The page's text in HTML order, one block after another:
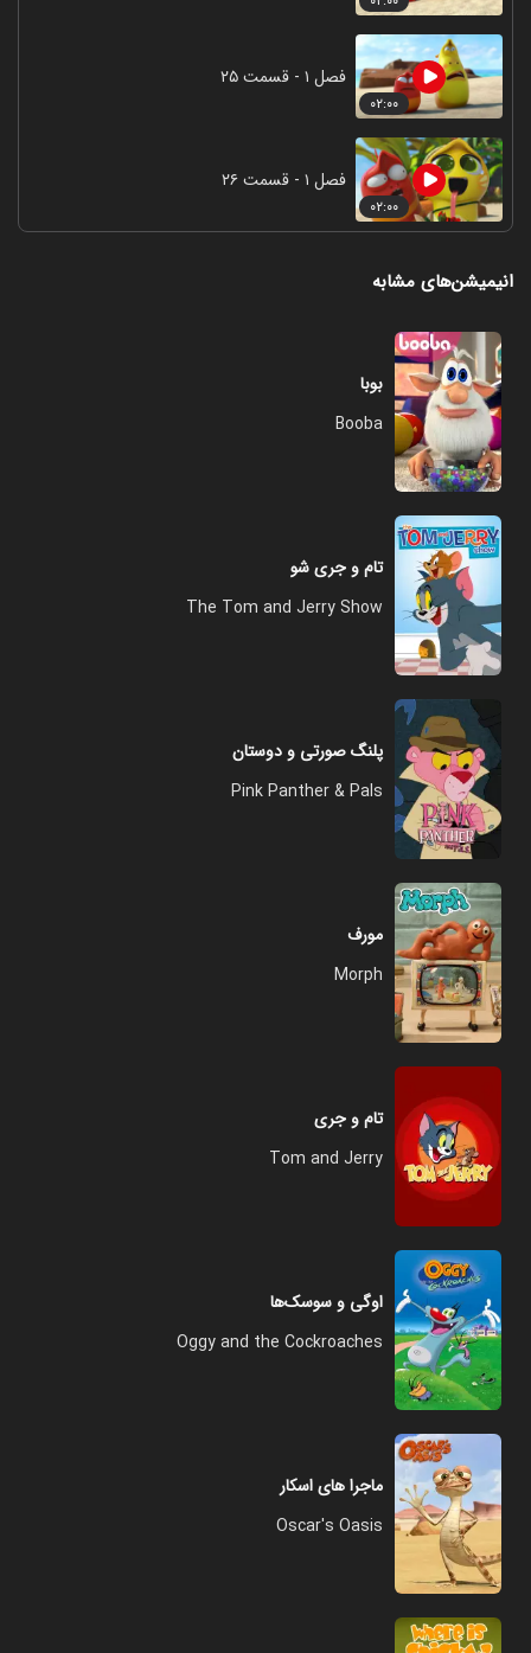
۰۲:۰۰
فصل ۱ - قسمت ۲۵
۰۲:۰۰
فصل ۱ - قسمت ۲۶
انیمیشن‌های مشابه
بوبا
Booba
تام و جری شو
The Tom and Jerry Show
پلنگ صورتی و دوستان
Pink Panther & Pals
مورف
Morph
تام و جری
Tom and Jerry
اوگی و سوسک‌ها
Oggy and the Cockroaches
ماجرا های اسکار
Oscar's Oasis